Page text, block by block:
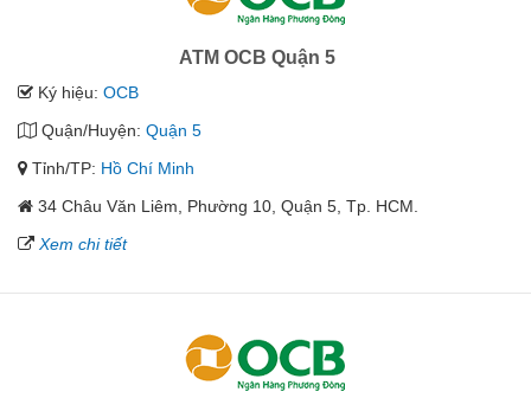
ATM OCB Quận 5
Ký hiệu: OCB
Quận/Huyện: Quận 5
Tỉnh/TP: Hồ Chí Minh
34 Châu Văn Liêm, Phường 10, Quận 5, Tp. HCM.
Xem chi tiết